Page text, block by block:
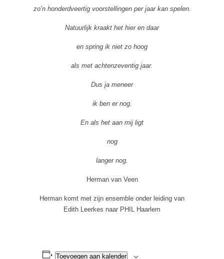
zo’n honderdveertig voorstellingen per jaar kan spelen.
Natuurlijk kraakt het hier en daar
en spring ik niet zo hoog
als met achtenzeventig jaar.
Dus ja meneer
ik ben er nog.
En als het aan mij ligt
nog
langer nog.
Herman van Veen
Herman komt met zijn ensemble onder leiding van
Edith Leerkes naar PHIL Haarlem
Toevoegen aan kalender